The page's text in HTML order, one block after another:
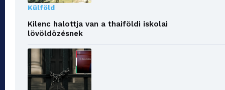
Külföld
Kilenc halottja van a thaiföldi iskolai
lövöldözésnek